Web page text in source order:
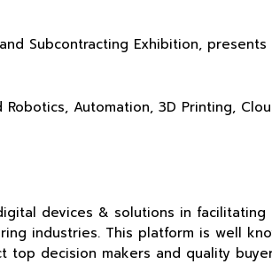
Subcontracting Exhibition,
Automation, 3D Printing,
devices & solutions in
industries. This platform is well
decision makers and quality